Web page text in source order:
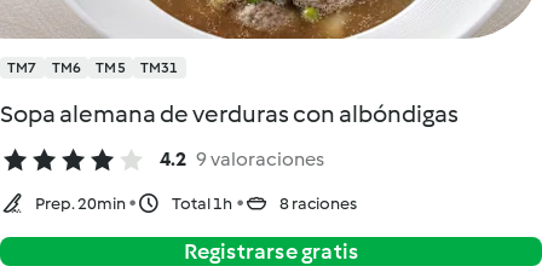
TM7 TM6 TM5 TM31
Sopa alemana de verduras con albóndigas
4.2 9 valoraciones
Prep. 20min Total 1h 8 raciones
Registrarse gratis